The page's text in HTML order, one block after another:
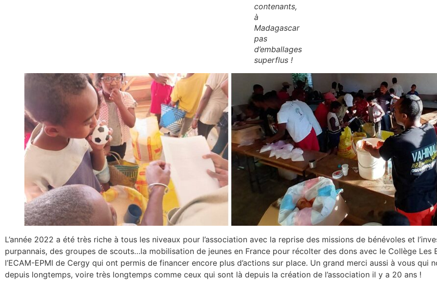
contenants,
à
Madagascar
pas
d’emballages
superflus !
L’année 2022 a été très riche à tous les niveaux pour l’association avec la reprise des missions de bénévoles et
purpannais, des groupes de scouts…la mobilisation de jeunes en France pour récolter des dons avec le Collège Les
l’ECAM-EPMI de Cergy qui ont permis de financer encore plus d’actions sur place. Un grand merci aussi à vous qui
depuis longtemps, voire très longtemps comme ceux qui sont là depuis la création de l’association il y a 20 ans !